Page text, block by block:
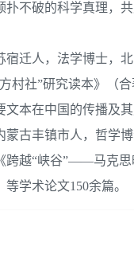
不破的科学真理，
迁人，法学博士，
方村社”研究读本》（
本在中国的传播及其
古丰镇市人，哲学
跨越“峡谷”——马克思
学术论文150余篇。